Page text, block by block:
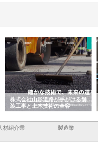
株式会社山形道路が手がける舗
装工事と土木技術の全容
材紹介業 製造業